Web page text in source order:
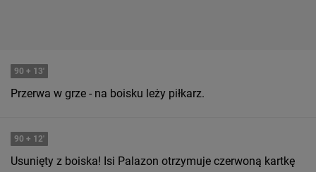
90 + 13'
Przerwa w grze - na boisku leży piłkarz.
90 + 12'
Usunięty z boiska! Isi Palazon otrzymuje czerwoną kartkę